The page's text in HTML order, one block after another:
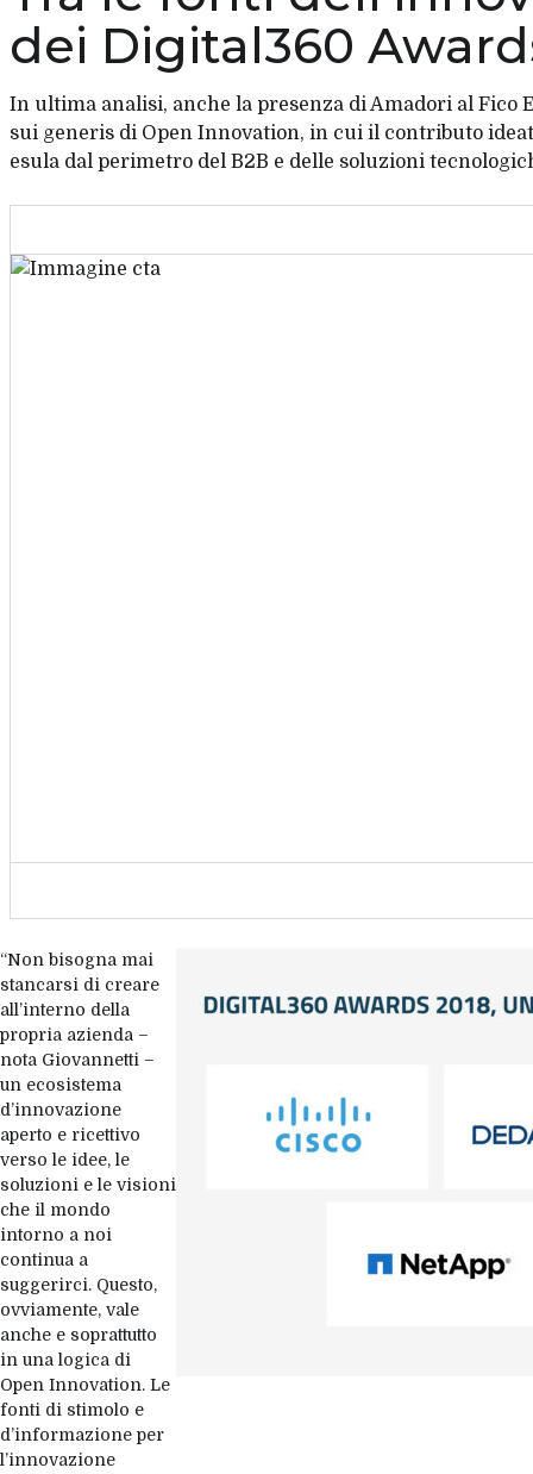
dei Digital360
In ultima analisi, anche la presenza di Amadori al Fico
sui generis di Open Innovation, in cui il contributo
esula dal perimetro del B2B e delle soluzioni
“Non bisogna mai
stancarsi di creare
all’interno della
propria azienda –
nota Giovannetti –
un ecosistema
d’innovazione
aperto e ricettivo
verso le idee, le
soluzioni e le visioni
che il mondo
intorno a noi
continua a
suggerirci. Questo,
ovviamente, vale
anche e soprattutto
in una logica di
Open Innovation. Le
fonti di stimolo e
d’informazione per
l’innovazione